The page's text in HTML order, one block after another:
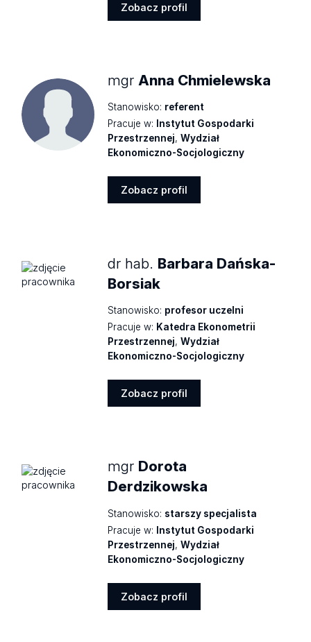
Zobacz profil
mgrAnna Chmielewska
Stanowisko: referent
Pracuje w:
Instytut Gospodarki
Przestrzennej,Wydział
Ekonomiczno-Socjologiczny
Zobacz profil
dr hab. Barbara Dańska-
Borsiak
Stanowisko: profesor uczelni
Pracuje w: Katedra Ekonometrii
Przestrzennej,Wydział
Ekonomiczno-Socjologiczny
Zobacz profil
mgr Dorota
Derdzikowska
Stanowisko: starszy specjalista
Pracuje w:
Instytut Gospodarki
Przestrzennej,Wydział
Ekonomiczno-Socjologiczny
Zobacz profil